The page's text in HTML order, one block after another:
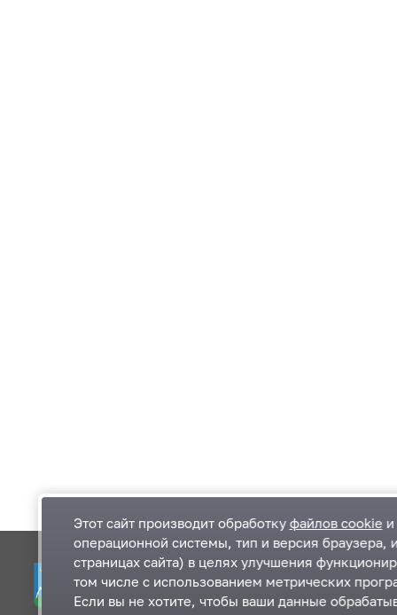
Одинцовский городской округ Московской
области
Этот сайт производит обработку файлов cookie
операционной системы, тип и версия браузера,
страницах сайта) в целях улучшения
том числе с использованием метрических
Если вы не хотите, чтобы ваши данные